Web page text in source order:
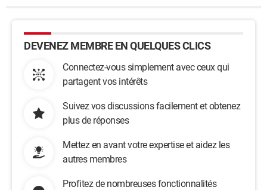
DEVENEZ MEMBRE EN QUELQUES CLICS
Connectez-vous simplement avec ceux qui
partagent vos intérêts
Suivez vos discussions facilement et obtenez
plus de réponses
Mettez en avant votre expertise et aidez les
autres membres
Profitez de nombreuses fonctionnalités